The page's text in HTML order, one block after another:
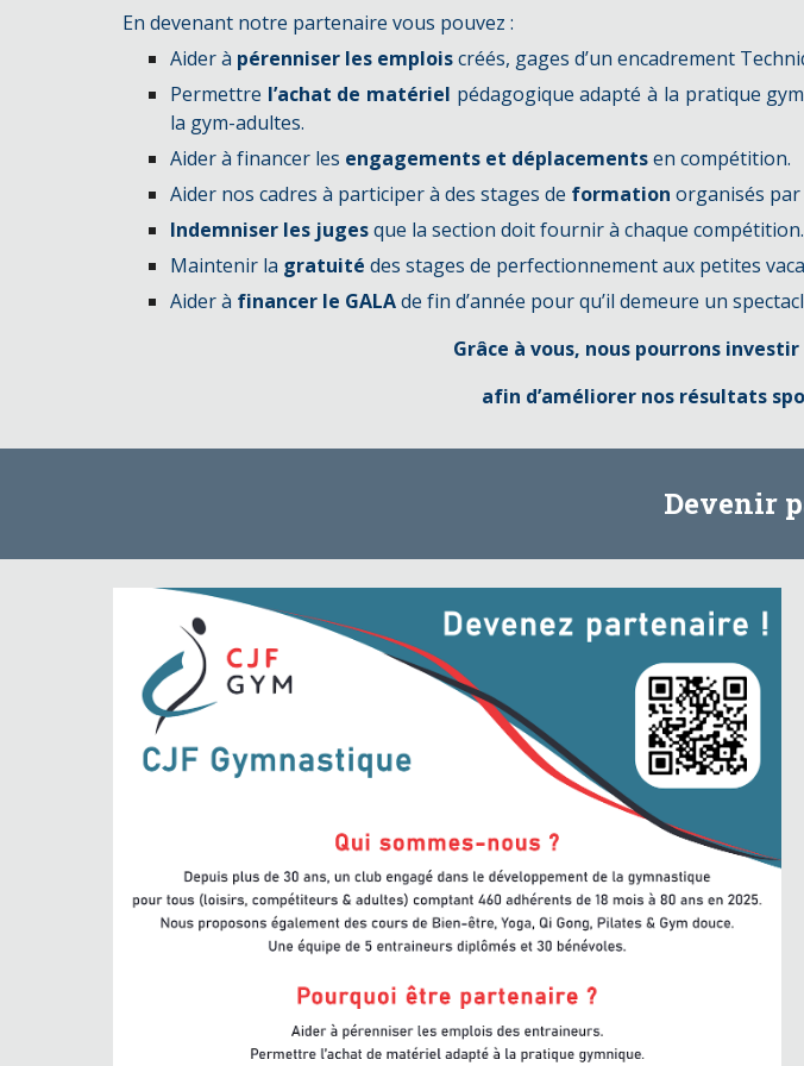
En devenant notre partenaire vous pouvez :
Aider à pérenniser les emploiscréés, gages d’un encadrement
Permettre l’achat de matériel pédagogique adapté à la pratique
la gym-adultes.
Aider à financer les engagements et déplacementsen compétition.
Aider nos cadres à participer à des stages de formation organisés
Indemniser les jugesque la section doit fournir à chaque compétition.
Maintenir la gratuité des stages de perfectionnement aux petites
Aider à financer le GALAde fin d’année pour qu’il demeure un
Grâce à vous, nous pourrons
afin d’améliorer nos résultats
Devenir